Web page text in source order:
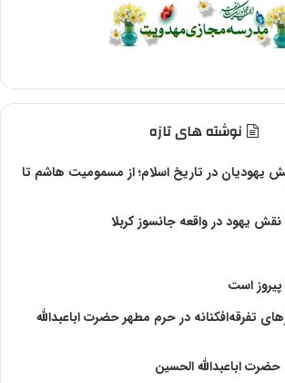
نوشته های تازه
یهودیان در تاریخ اسلام؛ از مسمومیت هاشم تا
یهود در واقعه جانسوز کربلا
است
تفرقه‌افکنانه در حرم مطهر حضرت اباعبدالله
اباعبدالله الحسین